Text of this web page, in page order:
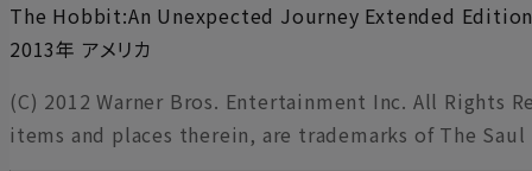
The Hobbit:An Unexpected Journey Extended
2013年 アメリカ
(C) 2012 Warner Bros. Entertainment Inc. All Rights
items and places therein, are trademarks of The